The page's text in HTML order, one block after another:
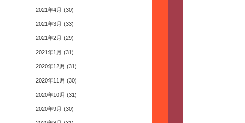
2021年4月 (30)
2021年3月 (33)
2021年2月 (29)
2021年1月 (31)
2020年12月 (31)
2020年11月 (30)
2020年10月 (31)
2020年9月 (30)